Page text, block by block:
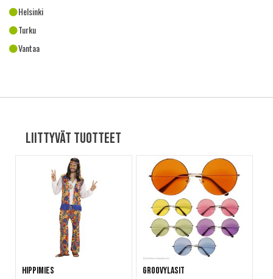
Helsinki
Turku
Vantaa
Liittyvät tuotteet
Hippimies Groovylasit